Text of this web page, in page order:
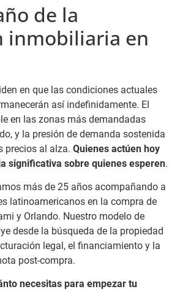
de la
inmobiliaria en
en que las condiciones actuales
así indefinidamente. El
en las zonas más demandadas
y la presión de demanda sostenida
precios al alza. Quienes actúen hoy
significativa sobre quienes esperen.
más de 25 años acompañando a
latinoamericanos en la compra de
y Orlando. Nuestro modelo de
desde la búsqueda de la propiedad
legal, el financiamiento y la
post-compra.
necesitas para empezar tu